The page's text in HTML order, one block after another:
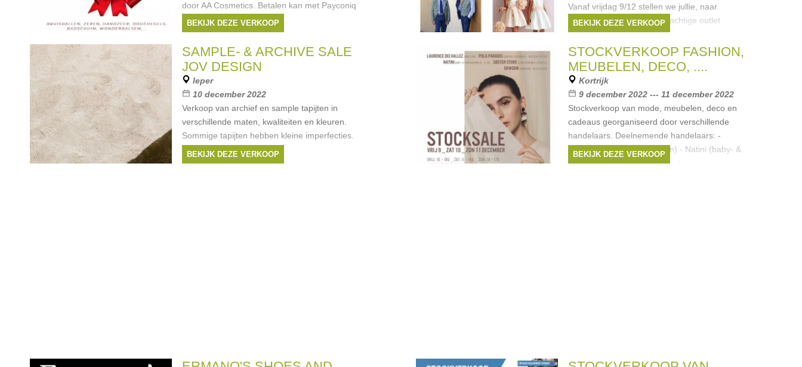
door AA Cosmetics. Betalen kan met Payconiq
App of cash.
BEKIJK DEZE VERKOOP
Vanaf vrijdag 9/12 stellen we jullie, naar
jaarlijkse gewoonte, een prachtige outlet
communie-collectie voor. Van maat 104 tem
176, in de gekende merken als Blue Bay, Linea
Rafaelli, Red & Blu, Red
, Blue Bay
Blu
BEKIJK DEZE VERKOOP
SAMPLE- & ARCHIVE SALE
JOV DESIGN
Ieper
10 december 2022
Verkoop van archief en sample tapijten in
verschillende maten, kwaliteiten en kleuren.
Sommige tapijten hebben kleine imperfecties.
BEKIJK DEZE VERKOOP
STOCKVERKOOP FASHION,
MEUBELEN, DECO, ....
Kortrijk
9 december 2022 --- 11 december 2022
Stockverkoop van mode, meubelen, deco en
cadeaus georganiseerd door verschillende
handelaars. Deelnemende handelaars: -
Laurence Delvallez (juwelen) - Natini (baby- &
kids fasion 0-6jr) - Pola Paradis
BEKIJK DEZE VERKOOP